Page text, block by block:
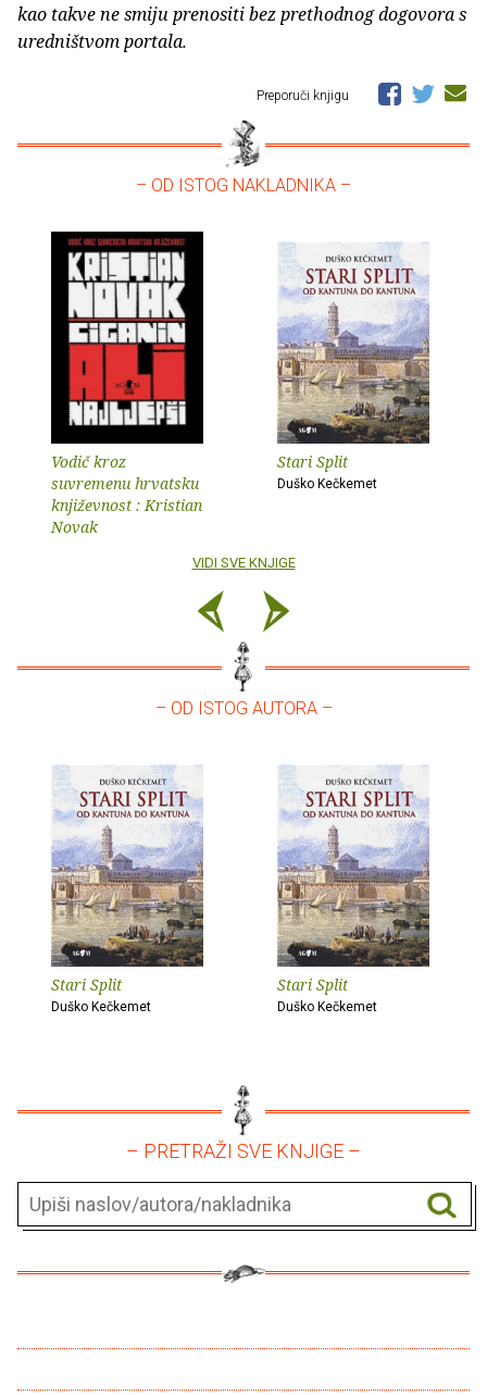
kao takve ne smiju prenositi bez prethodnog dogovora s
uredništvom portala.
Preporuči knjigu
– OD ISTOG NAKLADNIKA –
Vodič kroz
suvremenu hrvatsku
književnost : Kristian
Novak
Stari Split
Duško Kečkemet
VIDI SVE KNJIGE
– OD ISTOG AUTORA –
Stari Split
Duško Kečkemet
Stari Split
Duško Kečkemet
– PRETRAŽI SVE KNJIGE –